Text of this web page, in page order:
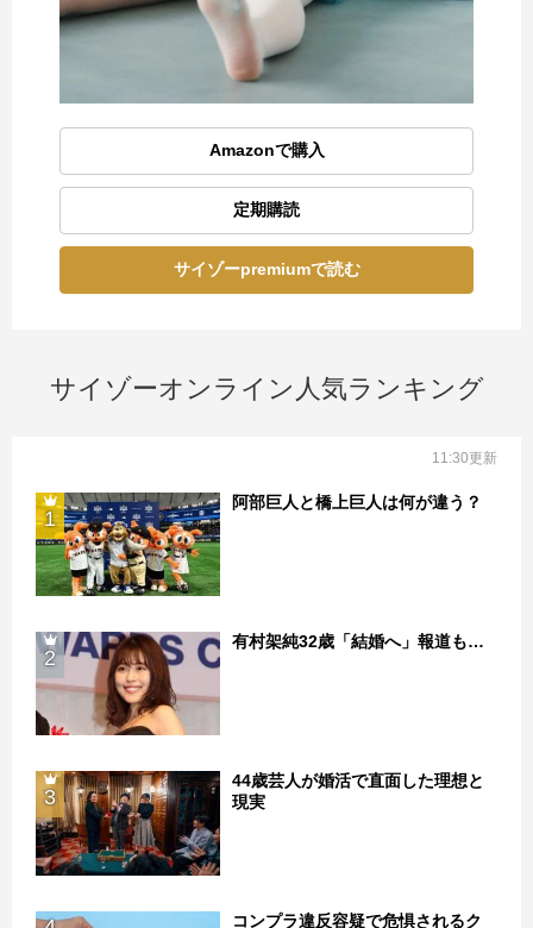
Amazonで購入
定期購読
サイゾーpremiumで読む
サイゾーオンライン人気ランキング
11:30更新
1
阿部巨人と橋上巨人は何が違う？
2
有村架純32歳「結婚へ」報道も…
3
44歳芸人が婚活で直面した理想と
現実
コンプラ違反容疑で危惧されるク